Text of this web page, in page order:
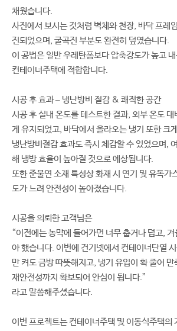
채웠습니다.
사진에서 보시는 것처럼 벽체와 천장, 바닥 프레
진되었으며, 굴곡진 부분도 완전히 덮였습니다.
이 공법은 일반 우레탄폼보다 압축강도가 높고
컨테이너주택에 적합합니다.
시공 후 효과 – 냉난방비 절감 & 쾌적한 공간
시공 후 실내 온도를 테스트한 결과, 외부 온도
게 유지되었고, 바닥에서 올라오는 냉기 또한 크
냉난방비절감 효과도 즉시 체감할 수 있었으며,
해 냉방 효율이 높아질 것으로 예상됩니다.
또한 준불연 소재 특성상 화재 시 연기 및 유독가
도가 느려 안전성이 높아졌습니다.
시공을 의뢰한 고객님은
“이전에는 농막에 들어가면 너무 춥거나 덥고,
야 했습니다. 이번에 건기넷에서 컨테이너단열
만 켜도 금방 따뜻해지고, 냉기 유입이 확 줄어
재안전성까지 확보되어 안심이 됩니다.”
라고 말씀해주셨습니다.
이번 프로젝트는 컨테이너주택 및 이동식주택의